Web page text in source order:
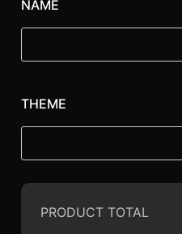
NAME
THEME
PRODUCT TOTAL